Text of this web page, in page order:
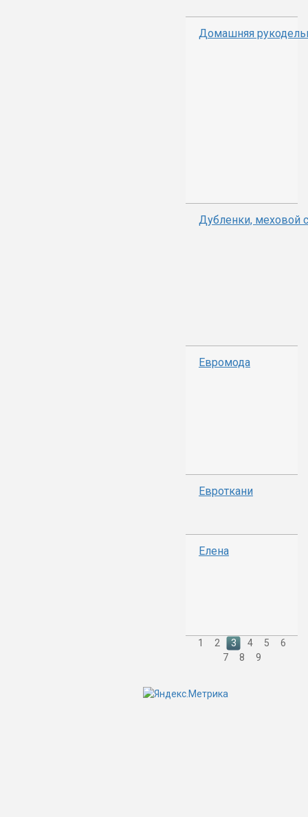
Домашняя
Дубленки, меховой
Евромода
Евроткани
Елена
1 2 3 4 5
6
7
8 9